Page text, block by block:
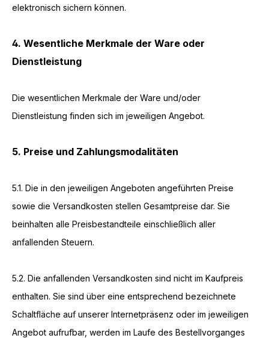
elektronisch sichern können.
4. Wesentliche Merkmale der Ware oder
Dienstleistung
Die wesentlichen Merkmale der Ware und/oder
Dienstleistung finden sich im jeweiligen Angebot.
5. Preise und Zahlungsmodalitäten
5.1. Die in den jeweiligen Angeboten angeführten Preise
sowie die Versandkosten stellen Gesamtpreise dar. Sie
beinhalten alle Preisbestandteile einschließlich aller
anfallenden Steuern.
5.2. Die anfallenden Versandkosten sind nicht im Kaufpreis
enthalten. Sie sind über eine entsprechend bezeichnete
Schaltfläche auf unserer Internetpräsenz oder im jeweiligen
Angebot aufrufbar, werden im Laufe des Bestellvorganges